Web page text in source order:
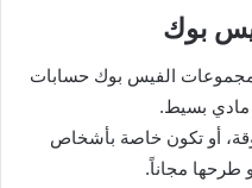
بوك
مجموعات الفيس بوك حسابات
مادي بسيط.
أو تكون خاصة بأشخاص
طرحها مجاناً.